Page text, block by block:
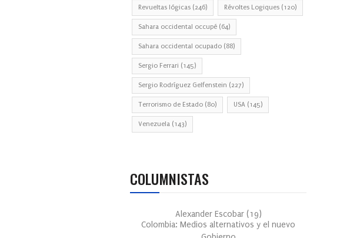
Revueltas lógicas (246) Révoltes Logiques (120)
Sahara occidental occupé (64)
Sahara occidental ocupado (88)
Sergio Ferrari (145)
Sergio Rodríguez Gelfenstein (227)
Terrorismo de Estado (80) USA (145)
Venezuela (143)
COLUMNISTAS
Alexander Escobar (19)
Colombia: Medios alternativos y el nuevo